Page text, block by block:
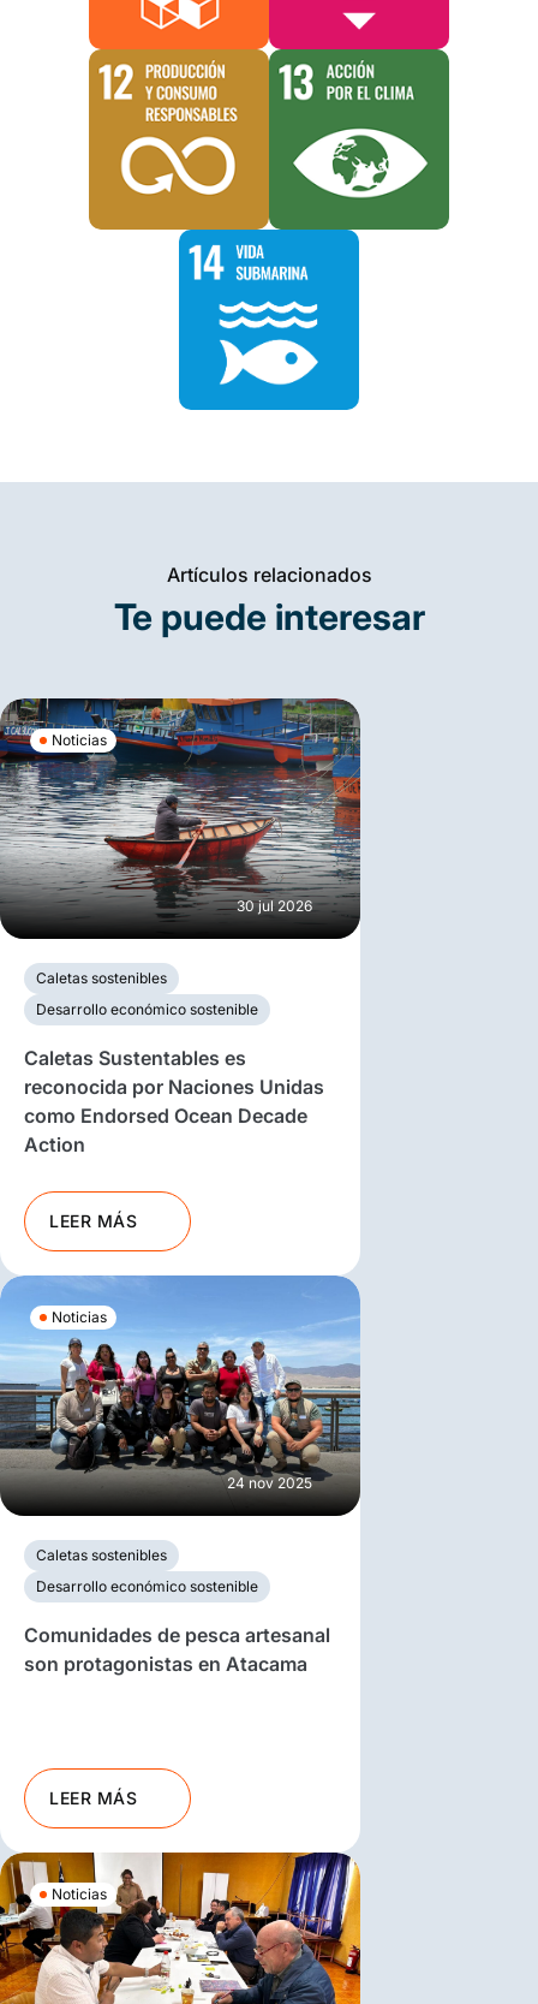
Artículos relacionados
Te puede interesar
Noticias
30 jul 2026
Caletas sostenibles
Desarrollo económico sostenible
Caletas Sustentables es
reconocida por Naciones Unidas
como Endorsed Ocean Decade
Action
LEER MÁS
Noticias
24 nov 2025
Caletas sostenibles
Desarrollo económico sostenible
Comunidades de pesca artesanal
son protagonistas en Atacama
LEER MÁS
Noticias